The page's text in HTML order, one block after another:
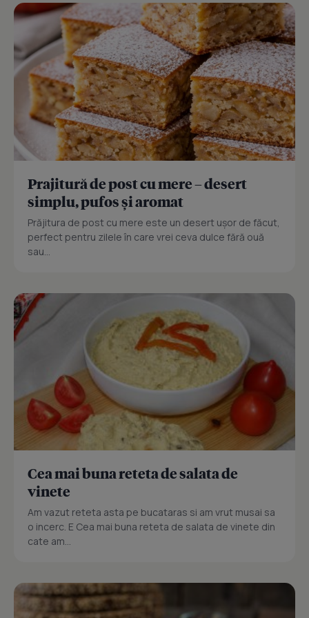
Prajitură de post cu mere – desert
simplu, pufos și aromat
Prăjitura de post cu mere este un desert ușor de făcut,
perfect pentru zilele în care vrei ceva dulce fără ouă
sau...
Cea mai buna reteta de salata de
vinete
Am vazut reteta asta pe bucataras si am vrut musai sa
o incerc. E Cea mai buna reteta de salata de vinete din
cate am...